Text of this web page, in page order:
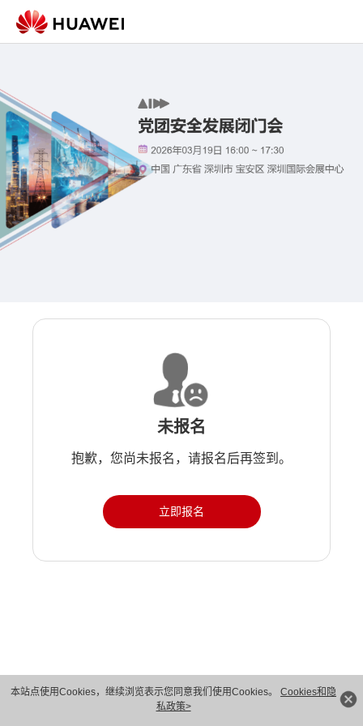
本站点使用Cookies，继续浏览表示您同意我们使用Cookies。 Cookies和隐
私政策>
未报名
抱歉，您尚未报名，请报名后再签到。
立即报名
版权所有 © 华为技术有限公司 1998-2026。 保留一切权利。粤A2-20044005号
隐私保护
法律声明